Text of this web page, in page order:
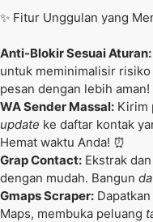
✨ Fitur Unggulan yang
Anti-Blokir Sesuai Aturan:
untuk meminimalisir
pesan dengan lebih
WA Sender Massal: Kirim
update ke daftar kontak
Hemat waktu Anda! ⏰
Grap Contact: Ekstrak
dengan mudah. Bangun
Gmaps Scraper:
Maps, membuka peluang